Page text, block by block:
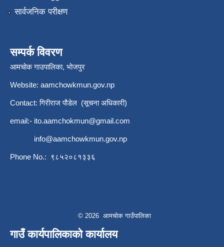
सार्वजनिक परीक्षण
सम्पर्क विवरण
आमचोक गाउपालिका, भोजपुर
Website: aamchowkmun.gov.np
Contact: गिरीराज पौडेल (सूचना अधिकारी)
email:- ito.aamchokmun@gmail.com
info@aamchowkmun.gov.np
Phone No.: ९८५२०८१३३६
© 2026 आमचोक गाउँपालिका
गाउँ कार्यपालिकाको कार्यालय